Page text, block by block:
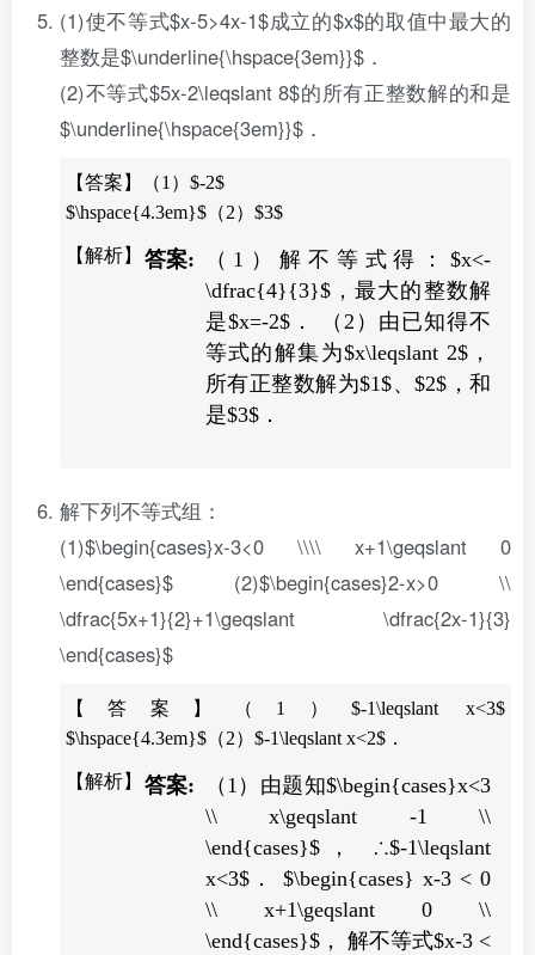
(1)使不等式$x-5>4x-1$成立的$x$的取值中最大的
整数是$\underline{\hspace{3em}}$．
(2)不等式$5x-2\leqslant 8$的所有正整数解的和是
$\underline{\hspace{3em}}$．
【答案】（1）$-2$
$\hspace{4.3em}$（2）$3$
（1）解不等式得：$x<-
\dfrac{4}{3}$，最大的整数解
是$x=-2$． （2）由已知得不
等式的解集为$x\leqslant 2$，
所有正整数解为$1$、$2$，和
是$3$．
解下列不等式组：
(1)$\begin{cases}x-3<0 \\\\ x+1\geqslant 0
\end{cases}$ (2)$\begin{cases}2-x>0 \\
\dfrac{5x+1}{2}+1\geqslant \dfrac{2x-1}{3}
\end{cases}$
【答案】（1）$-1\leqslant x<3$
$\hspace{4.3em}$（2）$-1\leqslant x<2$．
（1）由题知$\begin{cases}x<3
\\ x\geqslant -1 \\
\end{cases}$， ∴$-1\leqslant
x<3$． $\begin{cases} x-3 < 0
\\ x+1\geqslant 0 \\
\end{cases}$， 解不等式$x-3 <